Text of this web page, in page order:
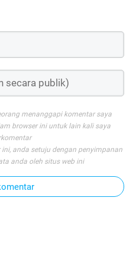
menanggapi komentar saya
browser ini untuk lain kali saya
anda setuju dengan penyimpanan
anda oleh situs web ini